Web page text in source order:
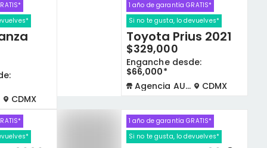
CDMX
1 año de garantía GRATIS*
Si no te gusta, lo devuelves*
Toyota Prius 2021
$329,000
Enganche desde:
$66,000*
Agencia AUTOCOM
CDMX
1 año de garantía GRATIS*
Si no te gusta, lo devuelves*